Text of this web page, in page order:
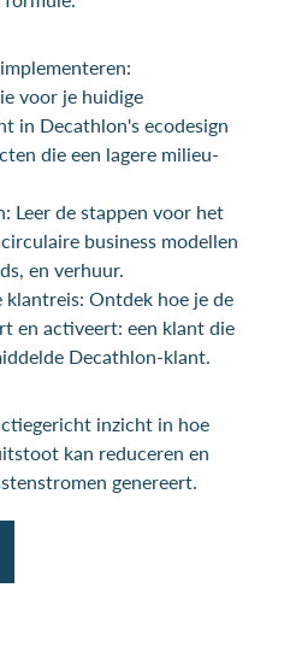
voor je huidige
in Decathlon's ecodesign
die een lagere milieu-
Leer de stappen voor het
business modellen
en verhuur.
Ontdek hoe je de
en activeert: een klant die
Decathlon-klant.
inzicht in hoe
kan reduceren en
genereert.